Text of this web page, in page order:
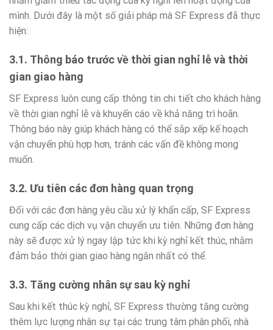
mình. Dưới đây là một số giải pháp mà SF Express đã thực
hiện:
3.1. Thông báo trước về thời gian nghỉ lễ và thời
gian giao hàng
SF Express luôn cung cấp thông tin chi tiết cho khách hàng
về thời gian nghỉ lễ và khuyến cáo về khả năng trì hoãn.
Thông báo này giúp khách hàng có thể sắp xếp kế hoạch
vận chuyển phù hợp hơn, tránh các vấn đề không mong
muốn.
3.2. Ưu tiên các đơn hàng quan trọng
Đối với các đơn hàng yêu cầu xử lý khẩn cấp, SF Express
cung cấp các dịch vụ vận chuyển ưu tiên. Những đơn hàng
này sẽ được xử lý ngay lập tức khi kỳ nghỉ kết thúc, nhằm
đảm bảo thời gian giao hàng ngắn nhất có thể.
3.3. Tăng cường nhân sự sau kỳ nghỉ
Sau khi kết thúc kỳ nghỉ, SF Express thường tăng cường
thêm lực lượng nhân sự tại các trung tâm phân phối, nhà